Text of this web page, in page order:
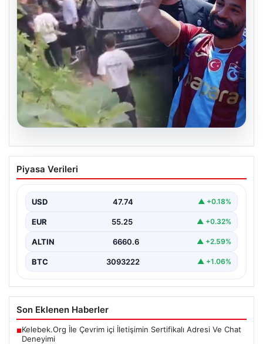
Trabzonlu Teyze, Salah ile İlk Kez
Karşılaşınca Gözlerine İnanamadı
dünyaca ünlü futbolcu Mohamed Salah ile karşılaşınca…
Piyasa Verileri
USD 47.74 ▲ +0.18%
EUR 55.25 ▲ +0.32%
ALTIN 6660.6 ▲ +2.59%
BTC 3093222 ▲ +1.06%
Son Eklenen Haberler
■Kelebek.Org İle Çevrim içi İletişimin Sertifikalı Adresi Ve Chat
Deneyimi